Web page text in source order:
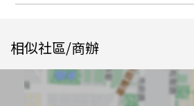
相似社區/商辦